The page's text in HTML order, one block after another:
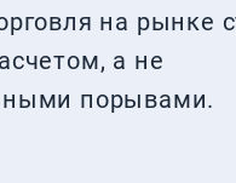
на рынке
а не
порывами.